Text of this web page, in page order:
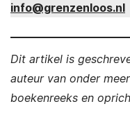
info@grenzenloos.nl
Dit artikel is
auteur van onder
boekenreeks en